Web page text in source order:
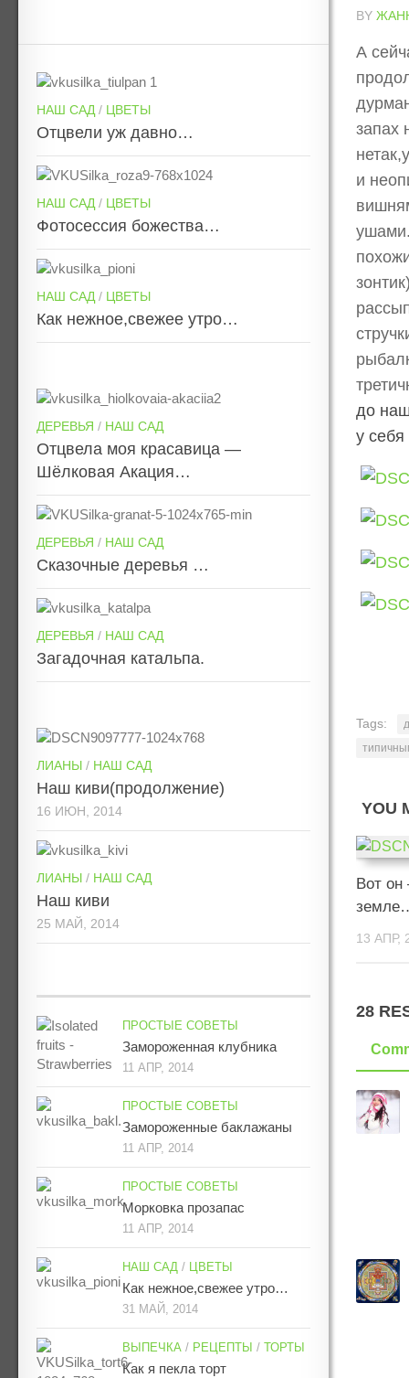
BY
А
запах
и
до
у
Tags:
YOU
Вот
13 АПР,
28
НАШ САД / ЦВЕТЫ
Отцвели уж давно…
НАШ САД / ЦВЕТЫ
Фотосессия божества…
НАШ САД / ЦВЕТЫ
Как нежное,свежее утро…
ДЕРЕВЬЯ / НАШ САД
Отцвела моя красавица —
Шёлковая Акация…
ДЕРЕВЬЯ / НАШ САД
Сказочные деревья …
ДЕРЕВЬЯ / НАШ САД
Загадочная катальпа.
ЛИАНЫ / НАШ САД
Наш киви(продолжение)
16 ИЮН, 2014
ЛИАНЫ / НАШ САД
Наш киви
25 МАЙ, 2014
ПРОСТЫЕ СОВЕТЫ
Замороженная клубника
11 АПР, 2014
ПРОСТЫЕ СОВЕТЫ
Замороженные баклажаны
11 АПР, 2014
ПРОСТЫЕ СОВЕТЫ
Морковка прозапас
11 АПР, 2014
НАШ САД / ЦВЕТЫ
Как нежное,свежее утро…
31 МАЙ, 2014
ВЫПЕЧКА / РЕЦЕПТЫ / ТОРТЫ
Как я пекла торт